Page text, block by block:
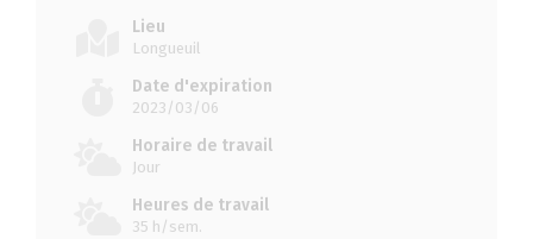
Lieu
Longueuil
Date d'expiration
2023/03/06
Horaire de travail
Jour
Heures de travail
35 h/sem.